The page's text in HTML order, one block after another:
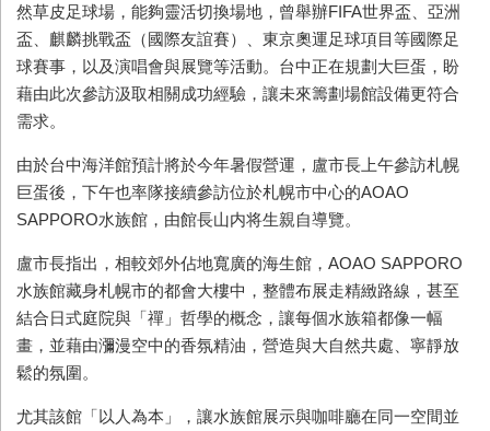
然草皮足球場，能夠靈活切換場地，曾舉辦FIFA世界盃、亞洲
盃、麒麟挑戰盃（國際友誼賽）、東京奧運足球項目等國際足
球賽事，以及演唱會與展覽等活動。台中正在規劃大巨蛋，盼
藉由此次參訪汲取相關成功經驗，讓未來籌劃場館設備更符合
需求。
由於台中海洋館預計將於今年暑假營運，盧市長上午參訪札幌
巨蛋後，下午也率隊接續參訪位於札幌市中心的AOAO
SAPPORO水族館，由館長山内将生親自導覽。
盧市長指出，相較郊外佔地寬廣的海生館，AOAO SAPPORO
水族館藏身札幌市的都會大樓中，整體布展走精緻路線，甚至
結合日式庭院與「禪」哲學的概念，讓每個水族箱都像一幅
畫，並藉由瀰漫空中的香氛精油，營造與大自然共處、寧靜放
鬆的氛圍。
尤其該館「以人為本」，讓水族館展示與咖啡廳在同一空間並